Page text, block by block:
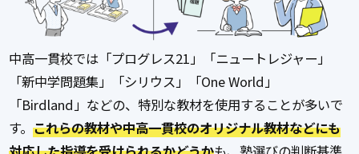
中高一貫校では「プログレス21」「ニュートレジャー」
「新中学問題集」「シリウス」「One World」
「Birdland」などの、特別な教材を使用することが多いで
す。これらの教材や中高一貫校のオリジナル教材などにも